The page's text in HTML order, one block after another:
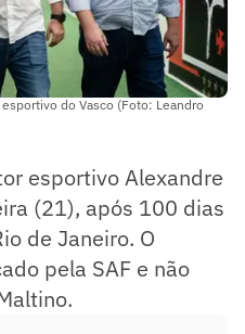
do Vasco (Foto: Leandro
esportivo Alexandre
(21), após 100 dias
de Janeiro. O
pela SAF e não